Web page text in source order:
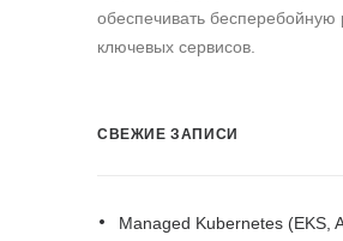
обеспечивать бесперебойную
ключевых сервисов.
СВЕЖИЕ ЗАПИСИ
Managed Kubernetes (EKS,